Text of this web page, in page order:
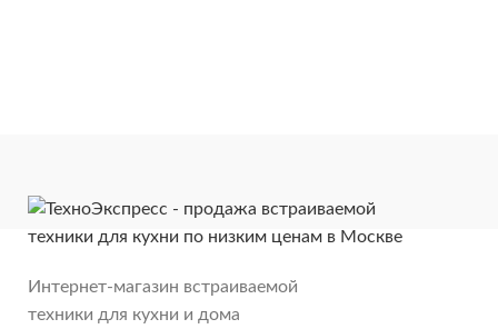
Интернет-магазин встраиваемой
техники для кухни и дома